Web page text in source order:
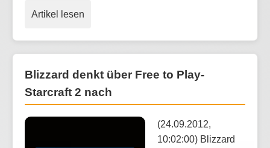
Artikel lesen
Blizzard denkt über Free to Play-
Starcraft 2 nach
(24.09.2012,
10:02:00) Blizzard